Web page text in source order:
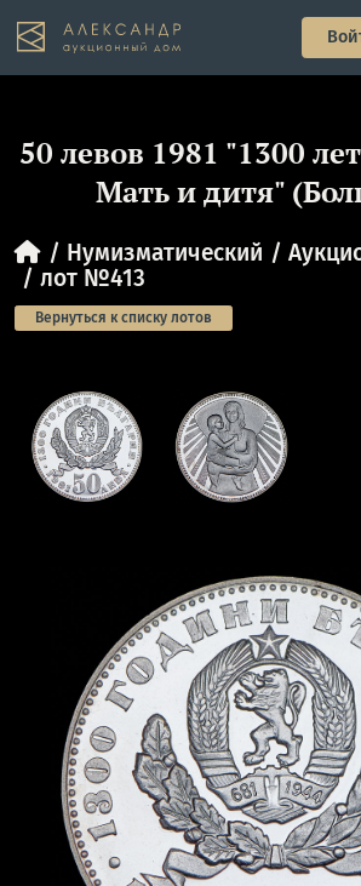
50 левов 1981 "1300
Мать и дитя"
Нумизматический
лот №413
Вернуться к списку лотов